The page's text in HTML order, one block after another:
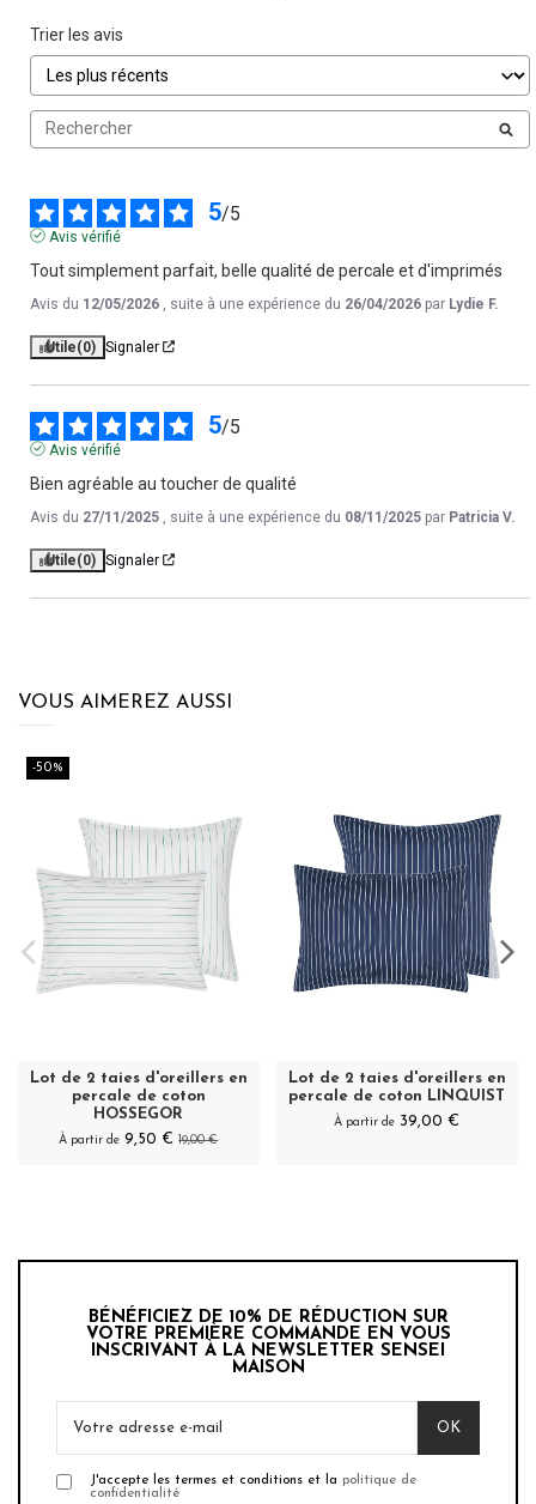
Trier les avis
5/5
Avis vérifié
Tout simplement parfait, belle qualité de percale et d'imprimés
Avis du 12/05/2026 , suite à une expérience du 26/04/2026 par Lydie F.
Utile(0) Signaler
5/5
Avis vérifié
Bien agréable au toucher de qualité
Avis du 27/11/2025 , suite à une expérience du 08/11/2025 par Patricia V.
Utile(0) Signaler
VOUS AIMEREZ AUSSI
-50%
Lot de 2 taies d'oreillers en
percale de coton
HOSSEGOR
À partir de 9,50 € 19,00 €
Lot de 2 taies d'oreillers en
percale de coton LINQUIST
À partir de 39,00 €
BÉNÉFICIEZ DE 10% DE RÉDUCTION SUR
VOTRE PREMIÈRE COMMANDE EN VOUS
INSCRIVANT À LA NEWSLETTER SENSEI
MAISON
J'accepte les termes et conditions et la politique de
confidentialité